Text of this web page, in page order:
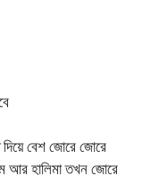
বেশ জোরে জোরে
আর হালিমা তখন জোরে